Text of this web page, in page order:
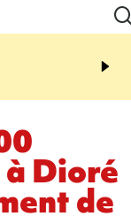
rouée de coups,
Dioré
de